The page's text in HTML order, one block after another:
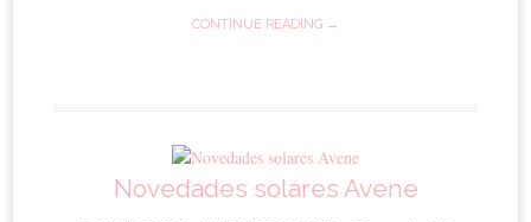
CONTINUE READING →
Novedades solares Avene